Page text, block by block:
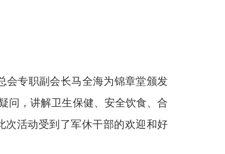
会专职副会长马全海为锦章堂颁发
问，讲解卫生保健、安全饮食、合
次活动受到了军休干部的欢迎和好